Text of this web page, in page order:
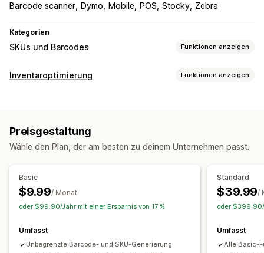
Barcode scanner
Dymo Mobile POS Stocky Zebra
Kategorien
SKUs und Barcodes Funktionen anzeigen
Barcode-Verwaltung
SKU-Verwaltung
Benutzerdefinierte Vorlagen
Benutzerdefinierte Regeln
Präfix und Suffix
Barcode-Integration
Datenkürzel Varianten Inventartransfer
Etikettendruck
Automatisches Drucken
Seriendruck
Inventaroptimierung Funktionen anzeigen
Automatisch zum Lagerbestand zurückführen
Prognose Mehrere Standorte Updates in Echtzeit SKUs
Import und Export
KI-Optimierung
Nachbestellungen
Automatische Verarbeitung Bestellungen
Preisgestaltung
Wähle den Plan, der am besten zu deinem Unternehmen passt.
Basic
$9.99/ Monat
oder $99.90/Jahr mit einer Ersparnis von 17 %
Umfasst
Unbegrenzte Barcode- und SKU-Generierung
Standard
$39.99/
oder $399.90/
Umfasst
Alle Basic-